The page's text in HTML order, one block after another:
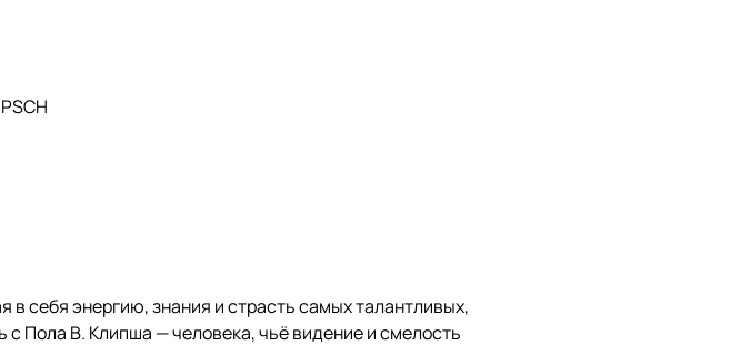
в себя энергию, знания и страсть самых талантливых,
Пола В. Клипша — человека, чьё видение и смелость